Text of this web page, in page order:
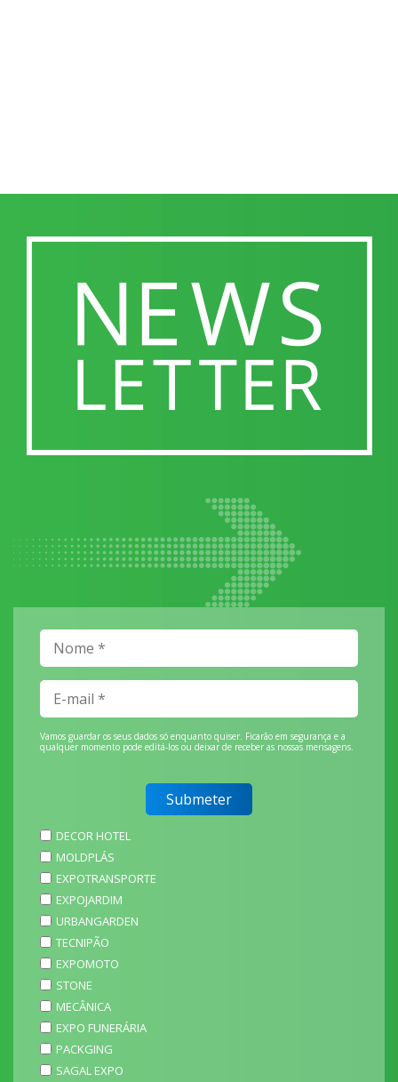
Vamos guardar os seus dados só enquanto quiser. Ficarão em segurança e a
qualquer momento pode editá-los ou deixar de receber as nossas mensagens.
DECOR HOTEL
MOLDPLÁS
EXPOTRANSPORTE
EXPOJARDIM
URBANGARDEN
TECNIPÃO
EXPOMOTO
STONE
MECÂNICA
EXPO FUNERÁRIA
PACKGING
SAGAL EXPO